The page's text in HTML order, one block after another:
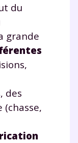
du
grande
des
(chasse,